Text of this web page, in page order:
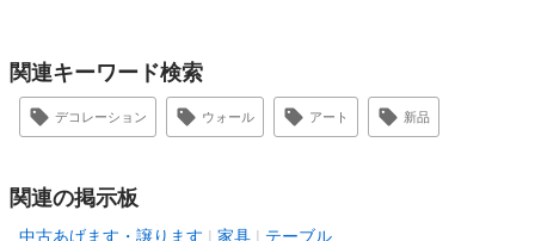
関連キーワード検索
デコレーション ウォール アート 新品
関連の掲示板
中古あげます・譲ります 家具 テーブル